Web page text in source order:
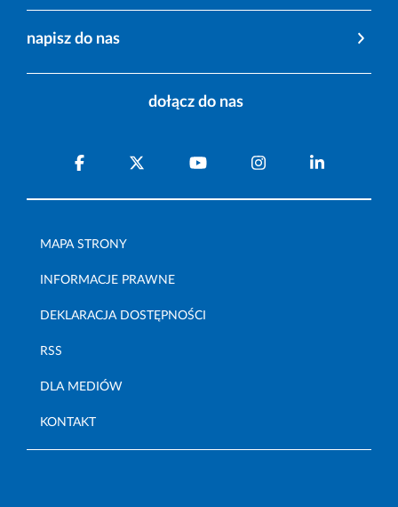
napisz do nas
dołącz do nas
MAPA STRONY
INFORMACJE PRAWNE
DEKLARACJA DOSTĘPNOŚCI
RSS
DLA MEDIÓW
KONTAKT